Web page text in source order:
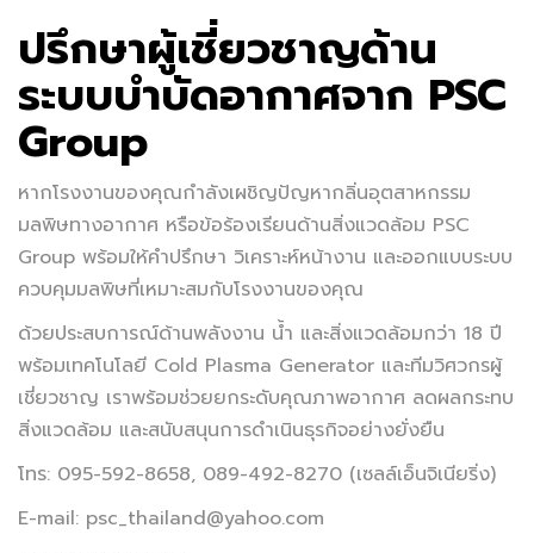
ปรึกษาผู้เชี่ยวชาญด้าน
ระบบบำบัดอากาศจาก PSC
Group
หากโรงงานของคุณกำลังเผชิญปัญหากลิ่นอุตสาหกรรม
มลพิษทางอากาศ หรือข้อร้องเรียนด้านสิ่งแวดล้อม PSC
Group พร้อมให้คำปรึกษา วิเคราะห์หน้างาน และออกแบบระบบ
ควบคุมมลพิษที่เหมาะสมกับโรงงานของคุณ
ด้วยประสบการณ์ด้านพลังงาน น้ำ และสิ่งแวดล้อมกว่า 18 ปี
พร้อมเทคโนโลยี Cold Plasma Generator และทีมวิศวกรผู้
เชี่ยวชาญ เราพร้อมช่วยยกระดับคุณภาพอากาศ ลดผลกระทบ
สิ่งแวดล้อม และสนับสนุนการดำเนินธุรกิจอย่างยั่งยืน
โทร: 095-592-8658, 089-492-8270 (เซลล์เอ็นจิเนียริ่ง)
E-mail: psc_thailand@yahoo.com